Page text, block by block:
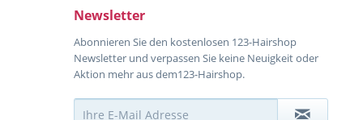
Newsletter
Abonnieren Sie den kostenlosen 123-Hairshop
Newsletter und verpassen Sie keine Neuigkeit oder
Aktion mehr aus dem123-Hairshop.